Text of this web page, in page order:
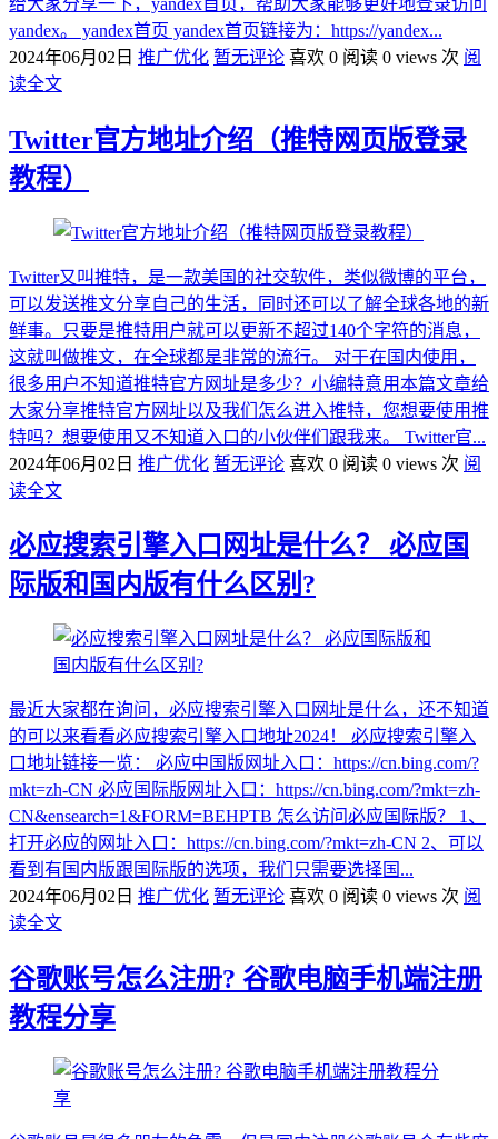
yandex。 yandex首页 yandex首页链接为：https://yandex...
2024年06月02日 推广优化 暂无评论 喜欢 0 阅读 0 views 次 阅
读全文
Twitter官方地址介绍（推特网页版登录
教程）
Twitter又叫推特，是一款美国的社交软件，类似微博的平台，
可以发送推文分享自己的生活，同时还可以了解全球各地的新
鲜事。只要是推特用户就可以更新不超过140个字符的消息，
这就叫做推文，在全球都是非常的流行。 对于在国内使用，
很多用户不知道推特官方网址是多少？小编特意用本篇文章给
大家分享推特官方网址以及我们怎么进入推特，您想要使用推
特吗？想要使用又不知道入口的小伙伴们跟我来。 Twitter官...
2024年06月02日 推广优化 暂无评论 喜欢 0 阅读 0 views 次 阅
读全文
必应搜索引擎入口网址是什么？ 必应国
际版和国内版有什么区别?
最近大家都在询问，必应搜索引擎入口网址是什么，还不知道
的可以来看看必应搜索引擎入口地址2024！ 必应搜索引擎入
口地址链接一览： 必应中国版网址入口：https://cn.bing.com/?
mkt=zh-CN 必应国际版网址入口：https://cn.bing.com/?mkt=zh-
CN&ensearch=1&FORM=BEHPTB 怎么访问必应国际版？ 1、
打开必应的网址入口：https://cn.bing.com/?mkt=zh-CN 2、可以
看到有国内版跟国际版的选项，我们只需要选择国...
2024年06月02日 推广优化 暂无评论 喜欢 0 阅读 0 views 次 阅
读全文
谷歌账号怎么注册? 谷歌电脑手机端注册
教程分享